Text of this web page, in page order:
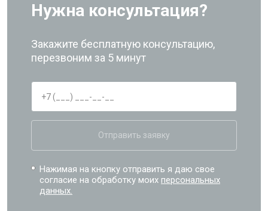
Нужна консультация?
Закажите бесплатную консультацию,
перезвоним за 5 минут
Отправить заявку
Нажимая на кнопку отправить я даю свое
согласие на обработку моихперсональных
данных.